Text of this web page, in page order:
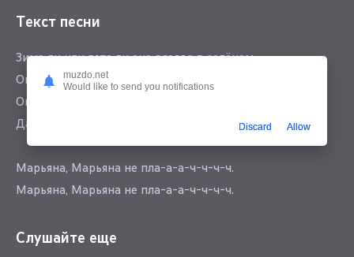
Текст песни
Зима ли или лето ли она всегда в зелёном
Она желанна её зовут Марьяна
Она ходит по рукам её хватит на всех
Даст то даст кто не даст пылью пыль смеху смех
Марьяна, Марьяна не пла-а-а-ч-ч-ч-ч.
Марьяна, Марьяна не пла-а-а-ч-ч-ч-ч.
Тишина, тссс, тише, тишина, тссс.
Слушайте еще
muzdo.net
Would like to send you notifications
Discard Allow